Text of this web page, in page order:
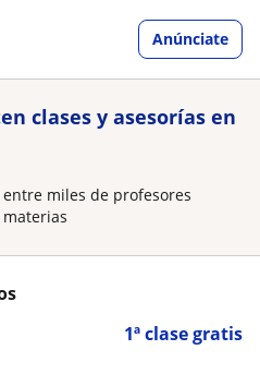
Anúnciate
clases y asesorías en
miles de profesores
1ª clase gratis